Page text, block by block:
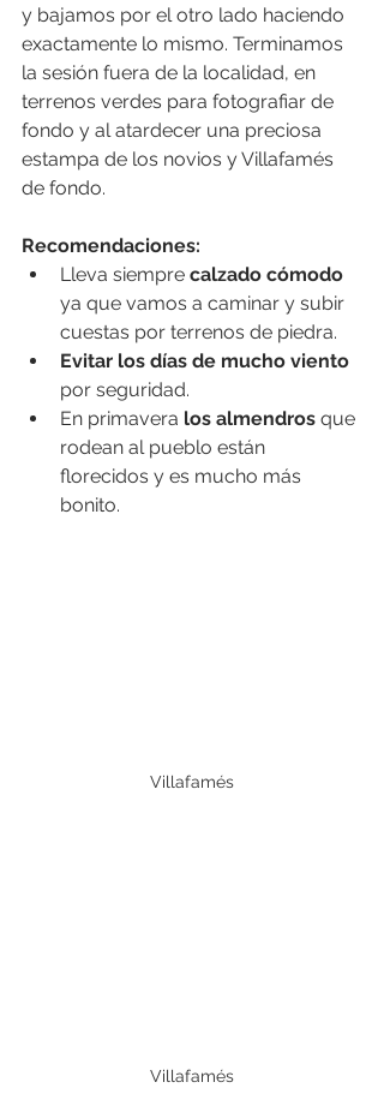
y bajamos por el otro lado haciendo
exactamente lo mismo. Terminamos
la sesión fuera de la localidad, en
terrenos verdes para fotografiar de
fondo y al atardecer una preciosa
estampa de los novios y Villafamés
de fondo.
Recomendaciones:
Lleva siempre calzado cómodo
ya que vamos a caminar y subir
cuestas por terrenos de piedra.
Evitar los días de mucho viento
por seguridad.
En primavera los almendros que
rodean al pueblo están
florecidos y es mucho más
bonito.
Villafamés
Villafamés